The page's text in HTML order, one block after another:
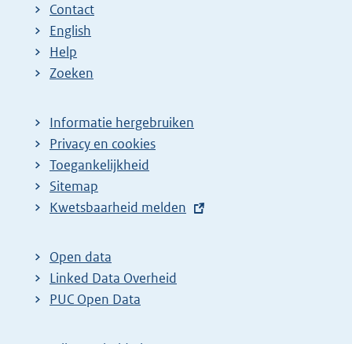
Contact
English
Help
Zoeken
Informatie hergebruiken
Privacy en cookies
Toegankelijkheid
Sitemap
E
t
e
r
Kwetsbaarheid melden
Open data
Linked Data Overheid
PUC Open Data